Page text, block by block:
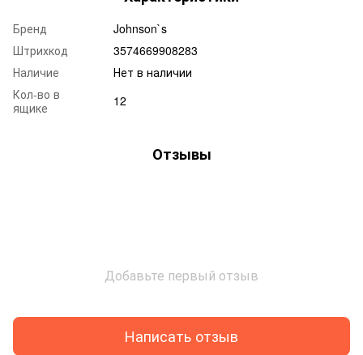
Бренд
Johnson`s
Штрихкод
3574669908283
Наличие
Нет в наличии
Кол-во в
ящике
12
Отзывы
Добавьте первый отзыв
Написать отзыв